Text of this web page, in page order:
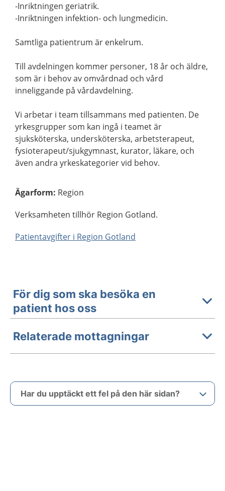
-Inriktningen geriatrik.
-Inriktningen infektion- och lungmedicin.
Samtliga patientrum är enkelrum.
Till avdelningen kommer personer, 18 år och äldre,
som är i behov av omvårdnad och vård
inneliggande på vårdavdelning.
Vi arbetar i team tillsammans med patienten. De
yrkesgrupper som kan ingå i teamet är
sjuksköterska, undersköterska, arbetsterapeut,
fysioterapeut/sjukgymnast, kurator, läkare, och
även andra yrkeskategorier vid behov.
Ägarform: Region
Verksamheten tillhör Region Gotland.
Patientavgifter i Region Gotland
För dig som ska besöka en
patient hos oss
Relaterade mottagningar
Har du upptäckt ett fel på den här sidan?